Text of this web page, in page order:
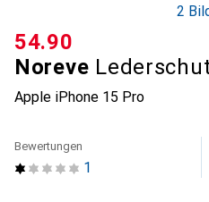
2
Noreve
Apple iPhone 15 Pro
CHF
54.90
1
Bewertungen